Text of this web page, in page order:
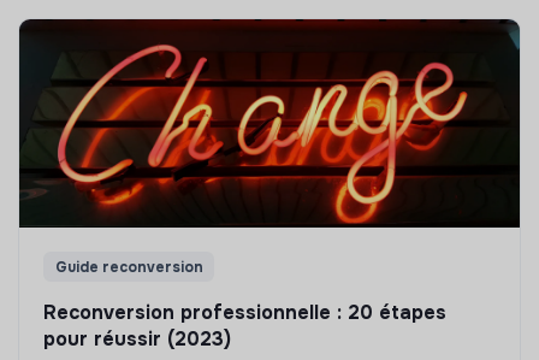
Guide reconversion
Reconversion professionnelle : 20 étapes
pour réussir (2023)